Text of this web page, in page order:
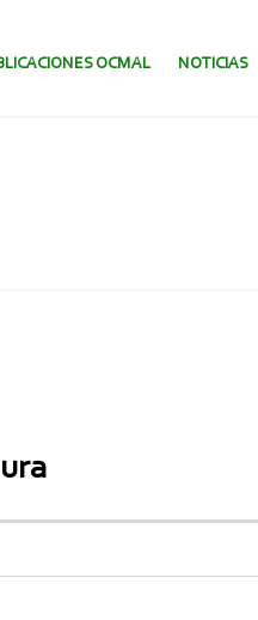
OCMAL NOTICIAS